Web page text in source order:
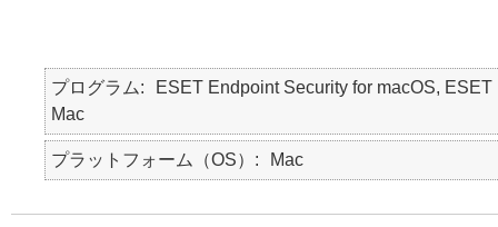
プログラム
ESET Endpoint Security for macOS,
Mac
プラットフォーム（OS） Mac